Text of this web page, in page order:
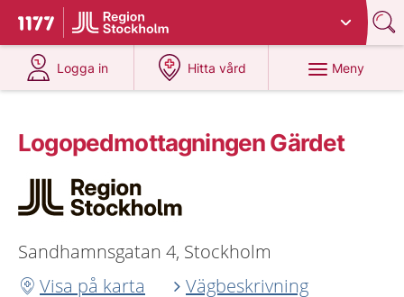
Till startsidan för 1177
Du har valt region
Logga in
på 1177.se
Hitta vård
på 1177.se
Meny
Logopedmottagningen Gärdet
Sandhamnsgatan 4, Stockholm
Visa på karta
Vägbeskrivning